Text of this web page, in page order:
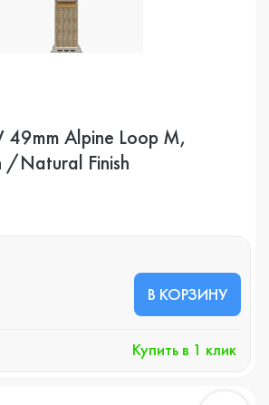
49mm Alpine Loop M,
Natural Finish
В КОРЗИНУ
Купить в 1 клик